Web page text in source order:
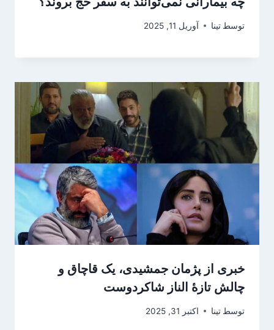
توسط تینا آوریل 11, 2025
خبری از پژمان جمشیدی، یک قاچاق و
چالش‌ تازۀ الناز شاکردوست
توسط تینا اکتبر 31, 2025